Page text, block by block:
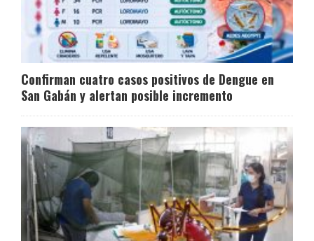
Confirman cuatro casos positivos de Dengue en
San Gabán y alertan posible incremento